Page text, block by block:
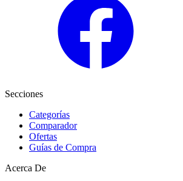
Secciones
Categorías
Comparador
Ofertas
Guías de Compra
Acerca De